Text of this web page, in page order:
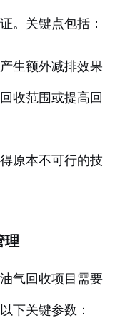
。关键点包括：
生额外减排效果
收范围或提高回
原本不可行的技
理
气回收项目需要
下关键参数：